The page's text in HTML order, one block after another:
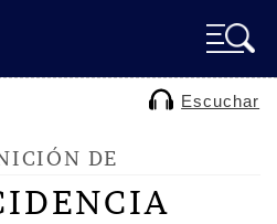
Escuchar
DE